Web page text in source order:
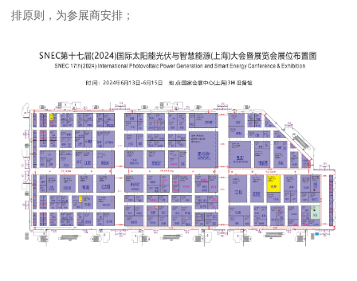
排原则，为参展商安排；